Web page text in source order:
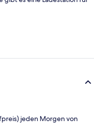
jeden Morgen von